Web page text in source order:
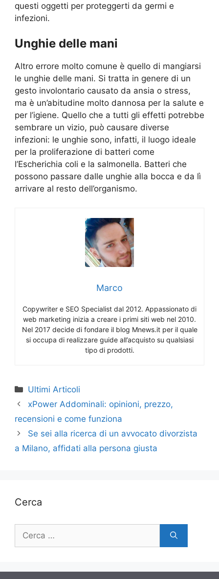
questi oggetti per proteggerti da germi e
infezioni.
Unghie delle mani
Altro errore molto comune è quello di mangiarsi
le unghie delle mani. Si tratta in genere di un
gesto involontario causato da ansia o stress,
ma è un’abitudine molto dannosa per la salute e
per l’igiene. Quello che a tutti gli effetti potrebbe
sembrare un vizio, può causare diverse
infezioni: le unghie sono, infatti, il luogo ideale
per la proliferazione di batteri come
l’Escherichia coli e la salmonella. Batteri che
possono passare dalle unghie alla bocca e da lì
arrivare al resto dell’organismo.
Marco
Copywriter e SEO Specialist dal 2012. Appassionato di
web marketing inizia a creare i primi siti web nel 2010.
Nel 2017 decide di fondare il blog Mnews.it per il quale
si occupa di realizzare guide all’acquisto su qualsiasi
tipo di prodotti.
Categorie
Ultimi Articoli
xPower Addominali: opinioni, prezzo,
recensioni e come funziona
Se sei alla ricerca di un avvocato divorzista
a Milano, affidati alla persona giusta
Cerca
per: